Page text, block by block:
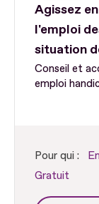
Agissez
l'emploi
situation
Conseil et
emploi
Pour qui :
Gratuit